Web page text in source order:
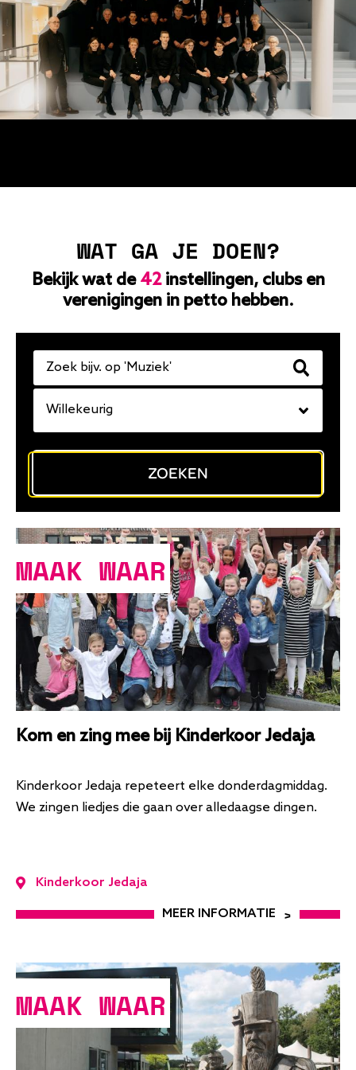
WAT GA JE DOEN?
Bekijk wat de 42instellingen, clubs en
verenigingen in petto hebben.
ZOEKEN
MAAK WAAR
Kom en zing mee bij Kinderkoor Jedaja
Kinderkoor Jedaja repeteert elke donderdagmiddag.
We zingen liedjes die gaan over alledaagse dingen.
Kinderkoor Jedaja
MEER INFORMATIE
MAAK WAAR